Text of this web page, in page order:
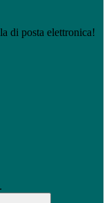
di posta elettronica!